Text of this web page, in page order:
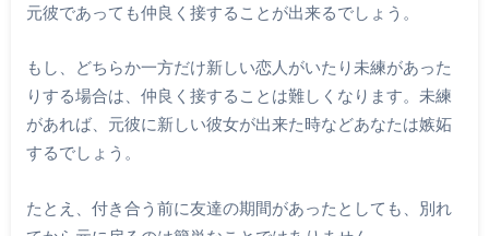
元彼であっても仲良く接することが出来るでしょう。
もし、どちらか一方だけ新しい恋人がいたり未練があった
りする場合は、仲良く接することは難しくなります。未練
があれば、元彼に新しい彼女が出来た時などあなたは嫉妬
するでしょう。
たとえ、付き合う前に友達の期間があったとしても、別れ